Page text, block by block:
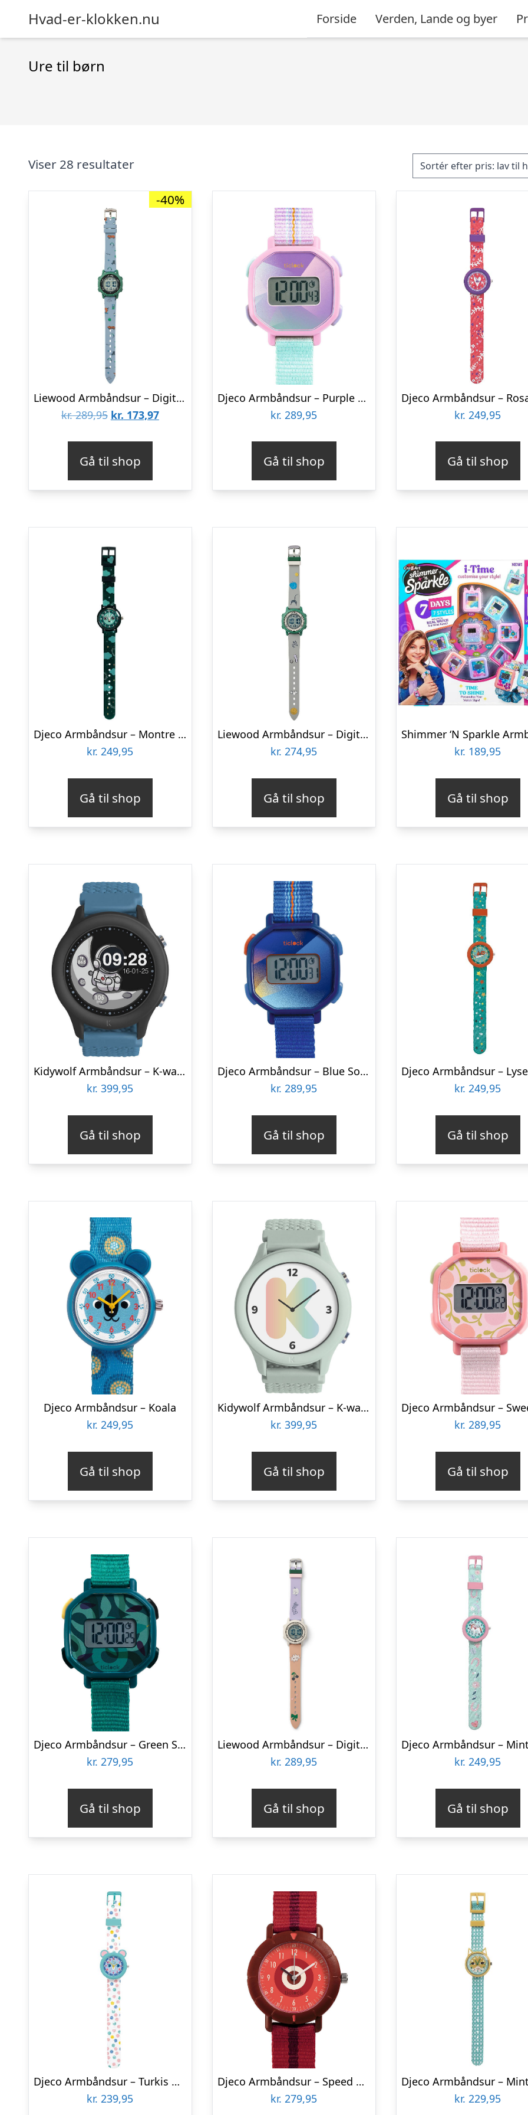
Hvad-er-klokken.nu Forside Verden, Lande og byer
Ure til børn
Viser 28 resultater
-40%
Liewood Armbåndsur – Digital – Sussi – Fun/Beach Blue
kr.289,95 Den
var:
kr. 289,95.
kr. 173,97Den
kr. 173,97.
Gå til shop
Djeco Armbåndsur – Purple Prisma
kr. 289,95
Gå til shop
kr. 249,95
Gå til shop
Djeco Armbåndsur – Montre Night – Sort/grøn
kr. 249,95
Gå til shop
Liewood Armbåndsur – Digital – Sussi – Play/Dusty Peppermint
kr. 274,95
Gå til shop
kr. 189,95
Gå til shop
Kidywolf Armbåndsur – K-watch – Smartwatch – Blå
kr. 399,95
Gå til shop
Djeco Armbåndsur – Blue Sound
kr. 289,95
Gå til shop
kr. 249,95
Gå til shop
Djeco Armbåndsur – Koala
kr. 249,95
Gå til shop
Kidywolf Armbåndsur – K-watch – Smartwatch – Grøn
kr. 399,95
Gå til shop
kr. 289,95
Gå til shop
Djeco Armbåndsur – Green Snakes
kr. 279,95
Gå til shop
Liewood Armbåndsur – Digital – Sussi – Mood/Pale Tuscany
kr. 289,95
Gå til shop
kr. 249,95
Gå til shop
Djeco Armbåndsur – Turkis m. Mus
kr. 239,95
Djeco Armbåndsur – Speed Racing
kr. 279,95
kr. 229,95